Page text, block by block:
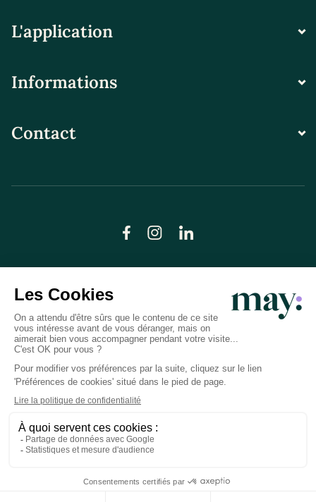
L'application
Informations
Contact
© LN CARE 2026
Politique de confidentialité
Conditions générales d’utilisation
Plan du site
Crédits photos